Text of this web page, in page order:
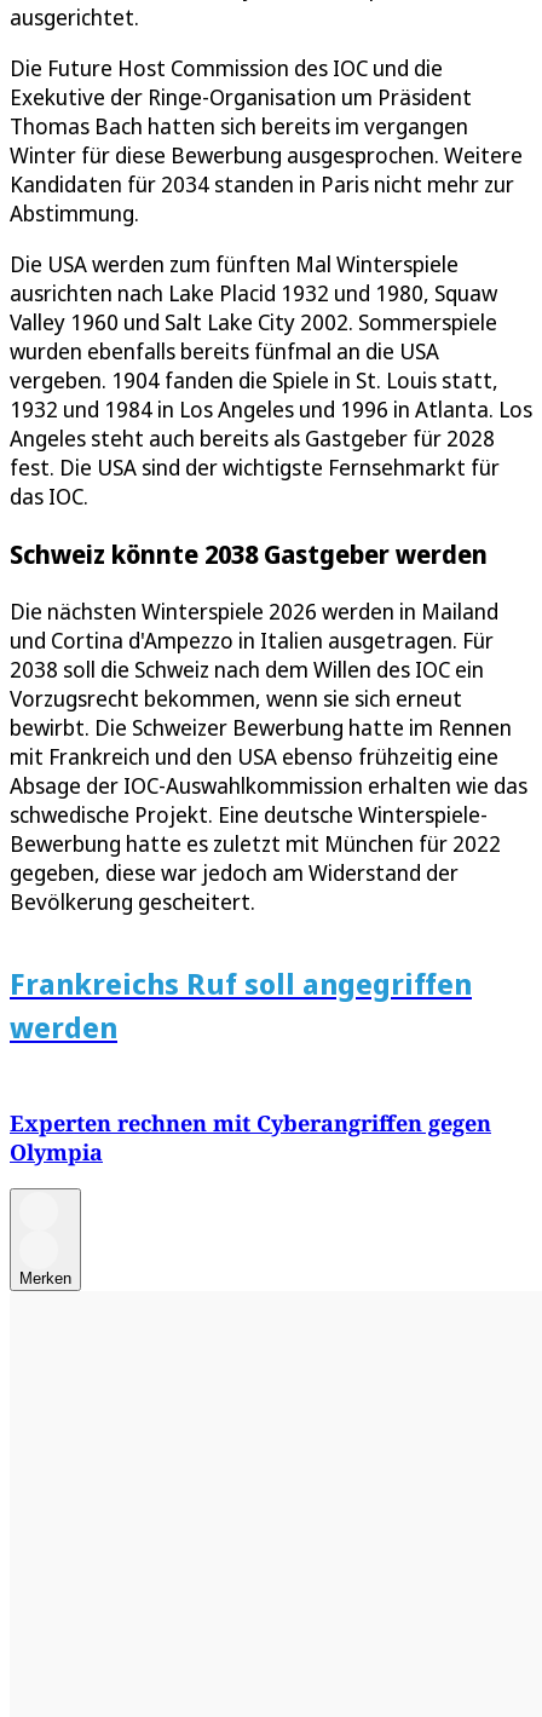
ausgerichtet.
Die Future Host Commission des IOC und die
Exekutive der Ringe-Organisation um Präsident
Thomas Bach hatten sich bereits im vergangen
Winter für diese Bewerbung ausgesprochen. Weitere
Kandidaten für 2034 standen in Paris nicht mehr zur
Abstimmung.
Die USA werden zum fünften Mal Winterspiele
ausrichten nach Lake Placid 1932 und 1980, Squaw
Valley 1960 und Salt Lake City 2002. Sommerspiele
wurden ebenfalls bereits fünfmal an die USA
vergeben. 1904 fanden die Spiele in St. Louis statt,
1932 und 1984 in Los Angeles und 1996 in Atlanta. Los
Angeles steht auch bereits als Gastgeber für 2028
fest. Die USA sind der wichtigste Fernsehmarkt für
das IOC.
Schweiz könnte 2038 Gastgeber werden
Die nächsten Winterspiele 2026 werden in Mailand
und Cortina d'Ampezzo in Italien ausgetragen. Für
2038 soll die Schweiz nach dem Willen des IOC ein
Vorzugsrecht bekommen, wenn sie sich erneut
bewirbt. Die Schweizer Bewerbung hatte im Rennen
mit Frankreich und den USA ebenso frühzeitig eine
Absage der IOC-Auswahlkommission erhalten wie das
schwedische Projekt. Eine deutsche Winterspiele-
Bewerbung hatte es zuletzt mit München für 2022
gegeben, diese war jedoch am Widerstand der
Bevölkerung gescheitert.
Frankreichs Ruf soll angegriffen
werden
Experten rechnen mit Cyberangriffen gegen
Olympia
Merken